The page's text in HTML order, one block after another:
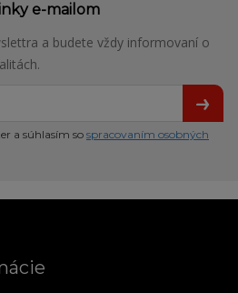
e-mailom
a budete vždy informovaní o
a súhlasím sospracovaním osobných